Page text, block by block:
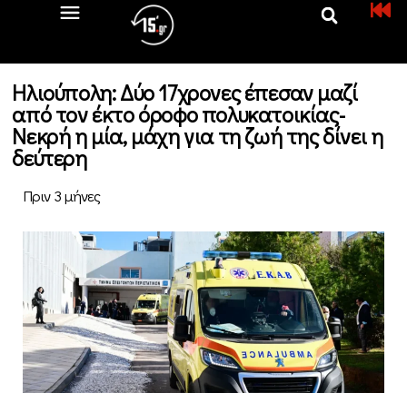
Ηλιούπολη: Δύο 17χρονες έπεσαν μαζί
από τον έκτο όροφο πολυκατοικίας-
Νεκρή η μία, μάχη για τη ζωή της δίνει η
δεύτερη
Πριν 3 μήνες